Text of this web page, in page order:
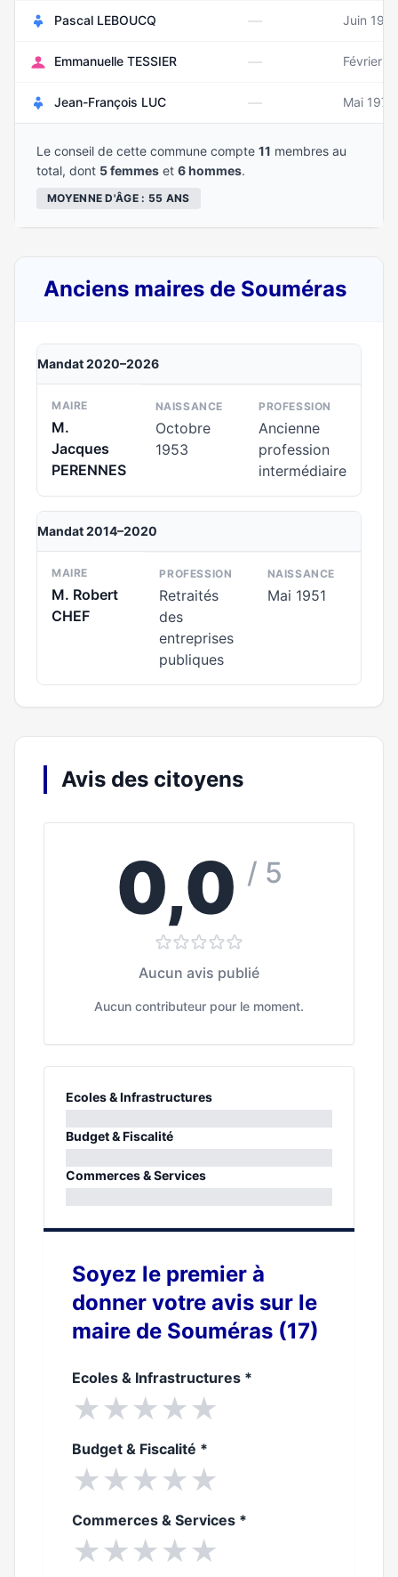
Pascal LEBOUCQ — Juin
Emmanuelle TESSIER — Février
Jean-François LUC — Mai 1979
Le conseil de cette commune compte 11 membres au
total, dont 5 femmes et 6 hommes.
MOYENNE D'ÂGE : 55 ANS
Anciens maires de Souméras
Mandat 2020–2026
MAIRE
M.
Jacques
PERENNES
NAISSANCE
Octobre
1953
PROFESSION
Ancienne
profession
intermédiaire
Mandat 2014–2020
MAIRE
M. Robert
CHEF
PROFESSION
Retraités
des
entreprises
publiques
NAISSANCE
Mai 1951
Avis des citoyens
0,0 / 5
Aucun avis publié
Aucun contributeur pour le moment.
Ecoles & Infrastructures
0%
Budget & Fiscalité
0%
Commerces & Services
Soyez le premier à
donner votre avis sur le
maire de Souméras (17)
Ecoles & Infrastructures *
★★★★★
Budget & Fiscalité *
★★★★★
Commerces & Services *
★★★★★